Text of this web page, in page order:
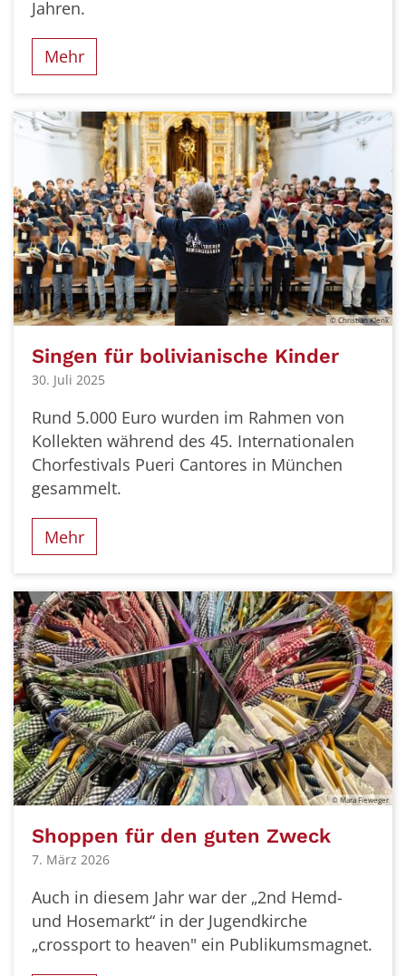
Jahren.
Mehr
© Christian Klenk
Singen für bolivianische Kinder
30. Juli 2025
Rund 5.000 Euro wurden im Rahmen von
Kollekten während des 45. Internationalen
Chorfestivals Pueri Cantores in München
gesammelt.
Mehr
© Mara Fieweger
Shoppen für den guten Zweck
7. März 2026
Auch in diesem Jahr war der „2nd Hemd-
und Hosemarkt“ in der Jugendkirche
„crossport to heaven" ein Publikumsmagnet.